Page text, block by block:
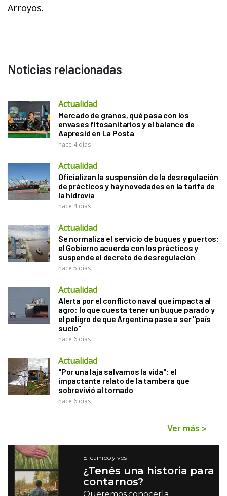
Arroyos.
Noticias relacionadas
Actualidad
Mercado de granos, qué pasa con los
envases fitosanitarios y el balance de
Aapresid en La Posta
hace 4 días
Actualidad
Oficializan la suspensión de la desregulación
de prácticos y hay novedades en la tarifa de
la hidrovía
hace 4 días
Actualidad
Se normaliza el servicio de buques y puertos:
el Gobierno acuerda con los prácticos y
suspende el decreto de desregulación
hace 5 días
Actualidad
Alerta por el conflicto naval que impacta al
agro: lo que cuesta tener un buque parado y
el peligro de que Argentina pase a ser "país
sucio"
hace 6 días
Actualidad
"Por una laja salvamos la vida": el
impactante relato de la tambera que
sobrevivió al tornado
hace 6 días
Ver más >
El campo y vos
¿Tenés una historia para
contarnos?